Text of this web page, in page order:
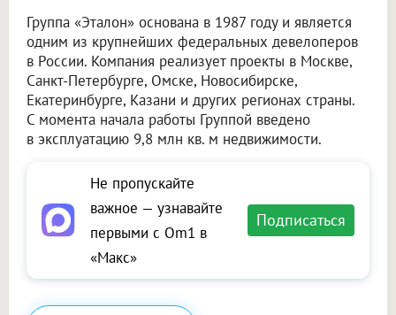
Группа «Эталон» основана в 1987 году и является
одним из крупнейших федеральных девелоперов
в России. Компания реализует проекты в Москве,
Санкт-Петербурге, Омске, Новосибирске,
Екатеринбурге, Казани и других регионах страны.
С момента начала работы Группой введено
в эксплуатацию 9,8 млн кв. м недвижимости.
Не пропускайте
важное — узнавайте
первыми с Om1 в
«Макс»
Подписаться